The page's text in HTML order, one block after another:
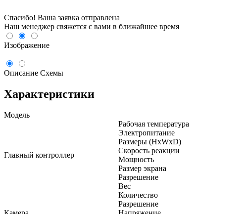
Спасибо! Ваша заявка отправлена
Наш менеджер свяжется с вами в ближайшее время
Изображение
Описание Схемы
Характеристики
Модель
Главный контроллер
Рабочая температура
Электропитание
Размеры (HxWxD)
Скорость реакции
Мощность
Размер экрана
Разрешение
Вес
Количество
Разрешение